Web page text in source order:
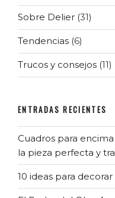
Sobre Delier (31)
Tendencias (6)
Trucos y consejos (11)
ENTRADAS RECIENTES
Cuadros para
la pieza perfecta y
10 ideas para